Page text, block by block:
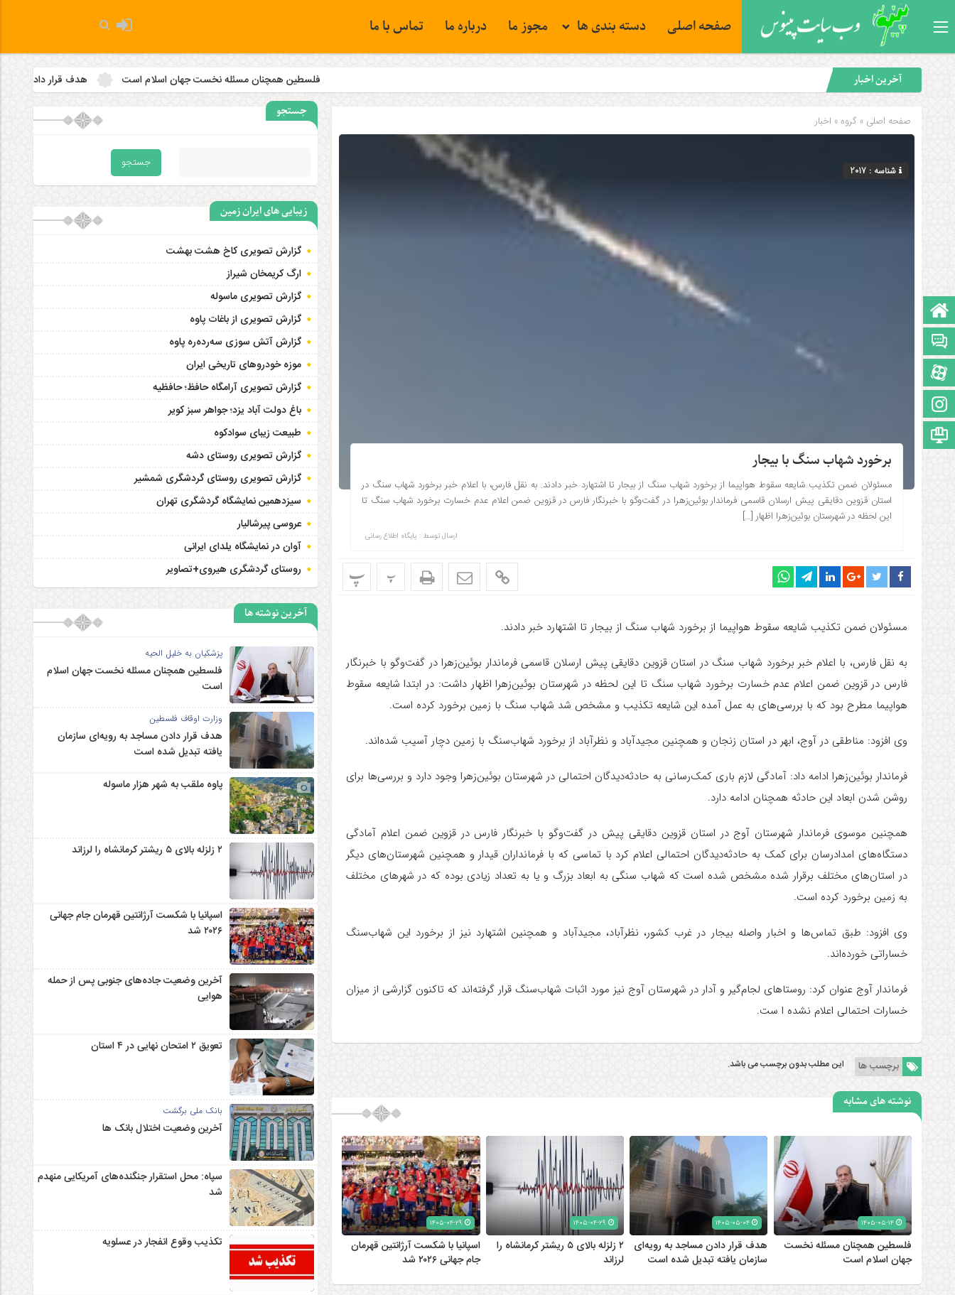
صفحه اصلی دسته بندی ها مجوز ما درباره ما تماس با ما
آخرین اخبار فلسطین همچنان مسئله نخست جهان اسلام است هدف قرار دادن مساجد به رویه‌ای
صفحه اصلی » گروه » اخبار
شناسه : 2017
برخورد شهاب سنگ با بیجار
مسئولان ضمن تکذیب شایعه سقوط هواپیما از برخورد شهاب‌ سنگ از بیجار تا اشتهارد خبر دادند. به نقل فارس، با اعلام خبر برخورد شهاب سنگ در
استان قزوین دقایقی پیش ارسلان قاسمی فرماندار بوئین‌زهرا در گفت‌وگو با خبرنگار فارس در قزوین ضمن اعلام عدم خسارت برخورد شهاب سنگ تا
این لحظه در شهرستان بوئین‌زهرا اظهار […]
ارسال توسط : پایگاه اطلاع رسانی
پ پ
مسئولان ضمن تکذیب شایعه سقوط هواپیما از برخورد شهاب‌ سنگ از بیجار تا اشتهارد خبر دادند.
به نقل فارس، با اعلام خبر برخورد شهاب سنگ در استان قزوین دقایقی پیش ارسلان قاسمی فرماندار بوئین‌زهرا در گفت‌وگو با خبرنگار
فارس در قزوین ضمن اعلام عدم خسارت برخورد شهاب سنگ تا این لحظه در شهرستان بوئین‌زهرا اظهار داشت: در ابتدا شایعه سقوط
هواپیما مطرح بود که با بررسی‌های به عمل آمده این شایعه تکذیب و مشخص شد شهاب سنگ با زمین برخورد کرده است.
وی افزود: مناطقی در آوج، ابهر در استان زنجان و همچنین مجیدآباد و نظرآباد از برخورد شهاب‌سنگ با زمین دچار آسیب شده‌اند.
فرماندار بوئین‌زهرا ادامه داد: آمادگی لازم باری کمک‌رسانی به حادثه‌دیدگان احتمالی در شهرستان بوئین‌زهرا وجود دارد و بررسی‌ها برای
روشن شدن ابعاد این حادثه همچنان ادامه دارد.
همچنین موسوی فرماندار شهرستان آوج در استان قزوین دقایقی پیش در گفت‌وگو با خبرنگار فارس در قزوین ضمن اعلام آمادگی
دستگاه‌های امدادرسان برای کمک به حادثه‌دیدگان احتمالی اعلام کرد با تماسی که با فرمانداران قیدار و همچنین شهرستان‌های دیگر
در استان‌های مختلف برقرار شده مشخص شده است که شهاب سنگی به ابعاد بزرگ و یا به تعداد زیادی بوده که در شهرهای مختلف
به زمین برخورد کرده است.
وی افزود: طبق تماس‌ها و اخبار واصله بیجار در غرب کشور، نظرآباد، مجیدآباد و همچنین اشتهارد نیز از برخورد این شهاب‌سنگ
خساراتی خورده‌اند.
فرماندار آوج عنوان کرد: روستاهای لجام‌گیر و آدار در شهرستان آوج نیز مورد اثبات شهاب‌سنگ قرار گرفته‌اند که تاکنون گزارشی از میزان
خسارات احتمالی اعلام نشده ا ست.
برچسب ها این مطلب بدون برچسب می باشد.
نوشته های مشابه
۱۴۰۵-۰۵-۱۴
فلسطین همچنان مسئله نخست
جهان اسلام است
۱۴۰۵-۰۵-۰۴
هدف قرار دادن مساجد به رویه‌ای
سازمان‌ یافته تبدیل شده است
۲ زلزله‌ بالای ۵ ریشتر کرمانشاه را
لرزاند
اسپانیا با شکست آرژانتین قهرمان
جام جهانی ۲۰۲۶ شد
جستجو
زیبایی های ایران زمین
گزارش تصویری کاخ هشت‌ بهشت
ارگ کریمخان شیراز
گزارش تصویری ماسوله
گزارش تصویری از باغات پاوه
گزارش آتش سوزی سەردەرە پاوه
موزه خودروهای تاریخی ایران
گزارش تصویری آرامگاه حافظ؛ حافظیه‎
باغ دولت آباد یزد؛ جواهر سبز کویر
طبیعت زیبای سوادکوه
گزارش تصویری روستای دشه
گزارش تصویری روستای گردشگری شمشیر
سیزدهمین نمایشگاه گردشگری تهران
عروسی پیرشالیار
آوان در نمایشگاه یلدای ایرانی
روستای گردشگری هیروی+تصاویر
آخرین نوشته ها
پزشکیان به خلیل الحیه
فلسطین همچنان مسئله نخست جهان اسلام
است
وزارت اوقاف فلسطین
هدف قرار دادن مساجد به رویه‌ای سازمان‌
یافته تبدیل شده است
پاوه ملقب به شهر هزار ماسوله
۲ زلزله‌ بالای ۵ ریشتر کرمانشاه را لرزاند
اسپانیا با شکست آرژانتین قهرمان جام جهانی
۲۰۲۶ شد
آخرین وضعیت جاده‌های جنوبی پس از حمله
هوایی
تعویق ۲ امتحان نهایی در ۴ استان
بانک ملی برگشت
آخرین وضعیت اختلال بانک ها
سپاه: محل استقرار جنگنده‌های آمریکایی منهدم
شد
تکذیب وقوع انفجار در عسلویه